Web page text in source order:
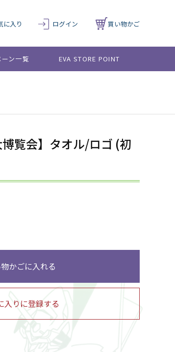
に入り ログイン 買い物かご
ン一覧 EVA STORE POINT
博覧会】タオル/ロゴ (初
かごに入れる
入りに登録する